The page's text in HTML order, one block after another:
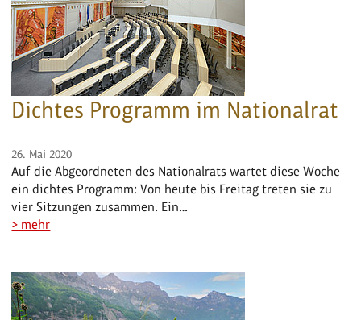
Dichtes Programm im Nationalrat
26. Mai 2020
Auf die Abgeordneten des Nationalrats wartet diese Woche
ein dichtes Programm: Von heute bis Freitag treten sie zu
vier Sitzungen zusammen. Ein…
> mehr